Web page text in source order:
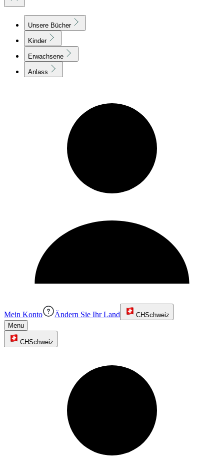
Unsere Bücher
Kinder
Erwachsene
Anlass
Mein Konto Ändern Sie Ihr Land CHSchweiz
Menu
CHSchweiz